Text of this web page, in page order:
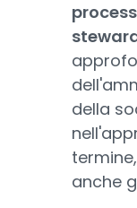
della
anche